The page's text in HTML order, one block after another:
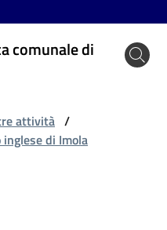
comunale di
attività /
di Imola